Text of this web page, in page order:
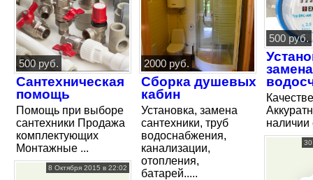
500 руб.
Сантехническая
помощь
Помощь при выборе
сантехники Продажа
комплектующих
Монтажные ...
8 Октября 2015 в 22:02
2000 руб.
Сборка душевых
кабин
Установка, замена
сантехники, труб
водоснабжения,
канализации,
отопления,
батарей.....
500 руб.
замена
наличии